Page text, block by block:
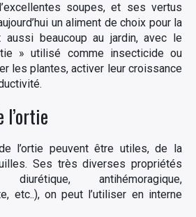
soupes, et ses vertus
un aliment de choix pour la
aussi beaucoup au jardin, avec le
» utilisé comme insecticide ou
les plantes, activer leur croissance
l’ortie
l’ortie peuvent être utiles, de la
Ses très diverses propriétés
diurétique, antihémoragique,
etc..), on peut l’utiliser en interne